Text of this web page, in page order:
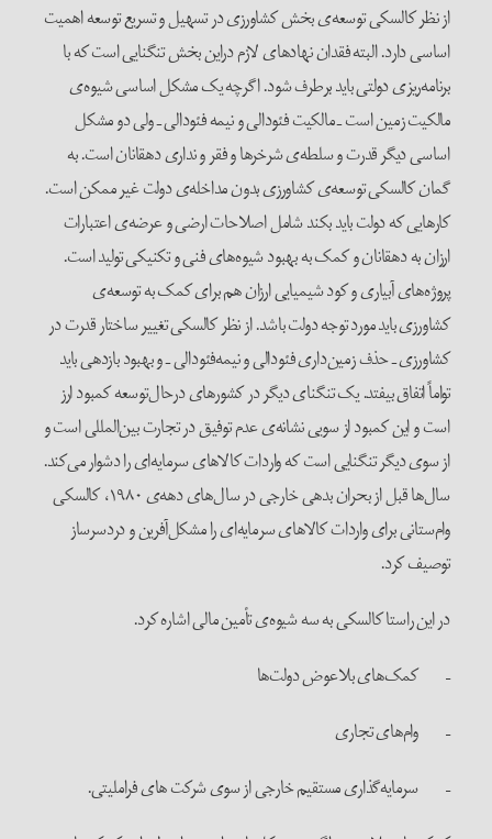
از نظر کالسکی توسعه‌ی بخش کشاورزی در تسهیل و تسریع توسعه اهمیت
اساسی دارد. البته فقدان نهادهای لازم دراین بخش تنگنایی است که با
برنامه‌ریزی دولتی باید برطرف شود. اگرچه یک مشکل اساسی شیوه‌ی
مالکیت زمین است ـ مالکیت فئودالی و نیمه فئودالی ـ ولی دو مشکل
اساسی دیگر قدرت و سلطه‌ی شرخرها و فقر و نداری دهقانان است. به
گمان کالسکی توسعه‌ی کشاورزی بدون مداخله‌ی دولت غیر ممکن است.
کارهایی که دولت باید بکند شامل اصلاحات ارضی و عرضه‌ی اعتبارات
ارزان به دهقانان و کمک به بهبود شیوه‌های فنی و تکنیکی تولید است.
پروژه‌های آبیاری و کود شیمیایی ارزان هم برای کمک به توسعه‌ی
کشاورزی باید مورد توجه دولت باشد. از نظر کالسکی تغییر ساختار قدرت در
کشاورزی ـ حذف زمین‌داری فئودالی و نیمه‌فئودالی ـ و بهبود بازدهی باید
تواماً اتفاق بیفتد. یک تنگنای دیگر در کشورهای درحال‌توسعه کمبود ارز
است و این کمبود از سویی نشانه‌ی عدم توفیق در تجارت بین‌المللی است و
از سوی دیگر تنگنایی است که واردات کالاهای سرمایه‌ای را دشوار می‌کند.
سال‌ها قبل از بحران بدهی خارجی در سال‌های دهه‌ی ۱۹۸۰، کالسکی
وام‌ستانی برای واردات کالاهای سرمایه‌ای را مشکل‌آفرین و دردسرساز
توصیف کرد.
در این راستا کالسکی به سه شیوه‌ی تأمین مالی اشاره کرد.
– کمک‌های بلاعوض دولت‌ها
– وام‌های تجاری
– سرمایه‌گذاری مستقیم خارجی از سوی شرکت های فراملیتی.